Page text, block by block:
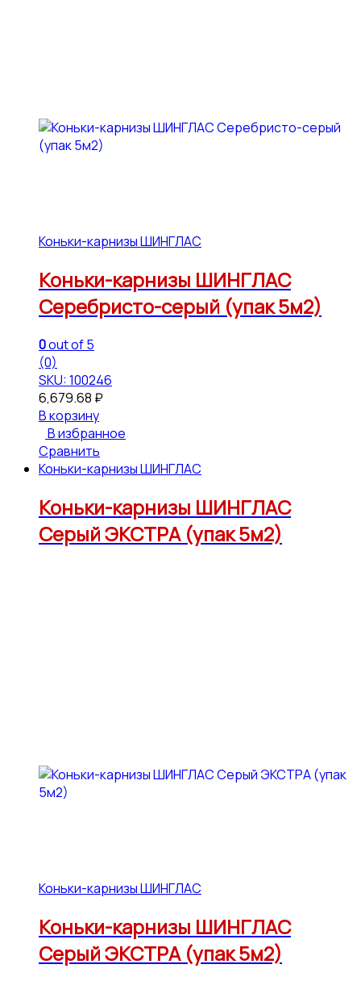
Коньки-карнизы ШИНГЛАС
Коньки-карнизы ШИНГЛАС
Серебристо-серый (упак 5м2)
0out of 5
(0)
SKU: 100246
6,679.68 ₽
В корзину
В избранное
Сравнить
Коньки-карнизы ШИНГЛАС
Коньки-карнизы ШИНГЛАС
Серый ЭКСТРА (упак 5м2)
Коньки-карнизы ШИНГЛАС
Коньки-карнизы ШИНГЛАС
Серый ЭКСТРА (упак 5м2)